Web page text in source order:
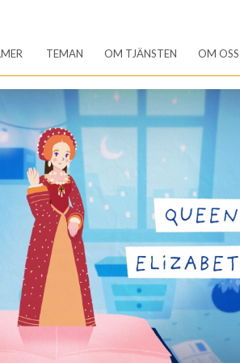
TEMAN OM TJÄNSTEN OM OSS